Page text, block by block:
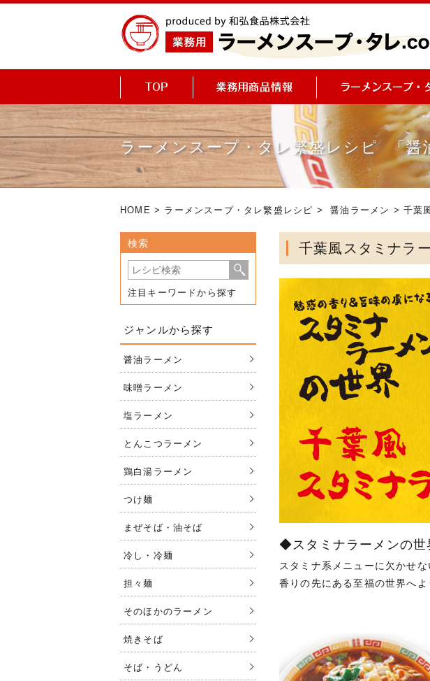
ラーメンスープ・タレ繁盛レシピ 「醤
HOME > ラーメンスープ・タレ繁盛レシピ >醤油ラーメン > 千葉
千葉風スタミナラ
◆スタミナラーメンの世
スタミナ系メニューに欠かせ
香りの先にある至福の世界へよ
検索
注目キーワードから探す
ジャンルから探す
醤油ラーメン
味噌ラーメン
塩ラーメン
とんこつラーメン
鶏白湯ラーメン
つけ麺
まぜそば・油そば
冷し・冷麺
担々麺
そのほかのラーメン
焼きそば
そば・うどん